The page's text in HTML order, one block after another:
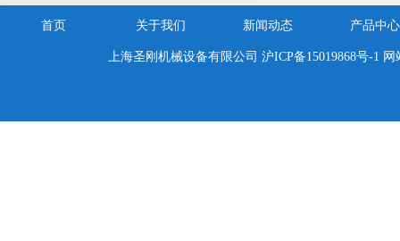
首页 关于我们 新闻动态 产品中心
上海圣刚机械设备有限公司沪ICP备15019868号-1 网